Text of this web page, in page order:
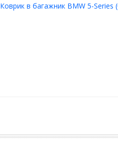
Коврик в багажник BMW 5-Series